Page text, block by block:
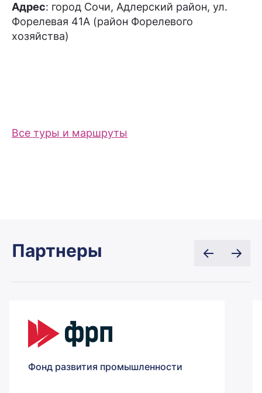
Адрес: город Сочи, Адлерский район, ул.
Форелевая 41А (район Форелевого
хозяйства)
Все туры и маршруты
Партнеры
Фонд развития промышленности